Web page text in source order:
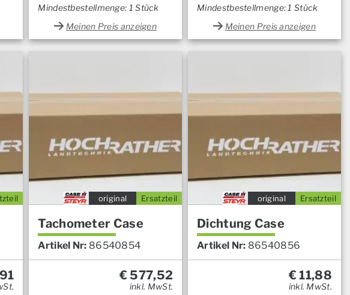
Mindestbestellmenge: 1 Stück
Meinen Preis anzeigen
Mindestbestellmenge: 1 Stück
Meinen Preis anzeigen
Ersatzteil
original
Tachometer Case
Artikel Nr: 86540854
€577,52
inkl. MwSt.
Ersatzteil
original
Dichtung Case
Artikel Nr: 86540856
€11,88
inkl. MwSt.